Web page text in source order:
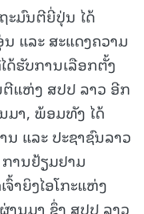
ະມົນຕີຍີ່ປຸ່ນ ໄດ້
ແລະ ສະແດງຄວາມ
ດ້ຮັບການເລືອກຕັ້ງ
ແຫ່ງ ສປປ ລາວ ອີກ
ມາ, ພ້ອມທັງ ໄດ້
ນ ແລະ ປະຊາຊົນລາວ
ານຢ້ຽມຢາມ
າຍິງໄອໂກະແຫ່ງ
ານມາ ຊຶ່ງ ສປປ ລາວ